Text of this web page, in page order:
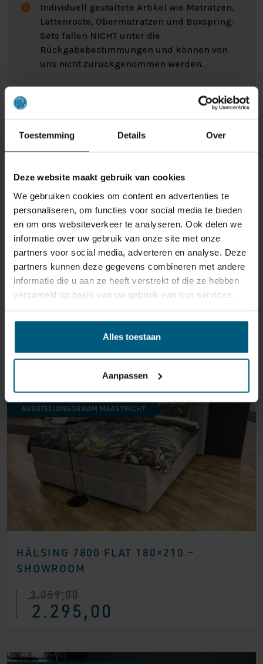
Toestemming Details Over
Deze website maakt gebruik van cookies
We gebruiken cookies om content en advertenties te
personaliseren, om functies voor social media te bieden
en om ons websiteverkeer te analyseren. Ook delen we
informatie over uw gebruik van onze site met onze
partners voor social media, adverteren en analyse. Deze
partners kunnen deze gegevens combineren met andere
informatie die u aan ze heeft verstrekt of die ze hebben
verzameld op basis van uw gebruik van hun services.
Alles toestaan
Aanpassen
Individuell gestaltete Artikel wie Matratzen,
Lattenroste, Obermatratzen und Boxspring-
Sets fallen NICHT unter die
Rückgabebestimmungen und können von
uns nicht zurückgenommen werden.
Manchmal möchten Sie vielleicht eine Bestellung
gefällt, oder vielleicht gibt es einen anderen Grund,
warum Sie die Bestellung nicht wünschen. In jedem Fall
nach Erhalt ohne Angabe von Gründen zu widerrufen
Bitte behandeln Sie das Produkt sorgfältig und
vergewissern Sie sich, dass es richtig verpackt ist, wenn
Sie es zurückschicken. Wenn das Produkt beschädigt
ist oder die Verpackung mehr als nötig beschädigt ist,
können wir Ihnen diese Wertminderung des Produkts
in Rechnung stellen.
ÄHNLICHE PRODUKTE
HÄLSING 7800 FLAT 180×210 –
SHOWROOM
AUSSTELLUNGSRAUM MAASTRICHT
3.059,00
Ursprünglicher
Preis
war:
2.295,00
Aktueller
Preis
ist: